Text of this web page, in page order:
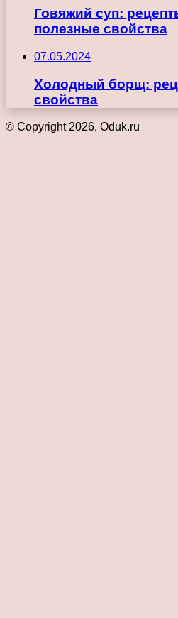
Говяжий суп:
полезные свойства
07.05.2024
Холодный борщ:
свойства
© Copyright 2026, Oduk.ru